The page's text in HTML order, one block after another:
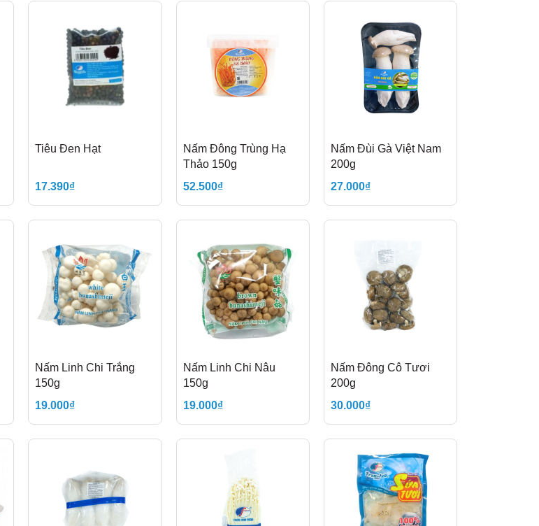
Tiêu Đen Hạt
17.390₫
Nấm Đông Trùng Hạ
Thảo 150g
52.500₫
Nấm Đùi Gà Việt Nam
200g
27.000₫
Nấm Linh Chi Trắng
150g
19.000₫
Nấm Linh Chi Nâu
150g
19.000₫
Nấm Đông Cô Tươi
200g
30.000₫